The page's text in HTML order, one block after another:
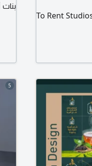
بنات
To Rent
5